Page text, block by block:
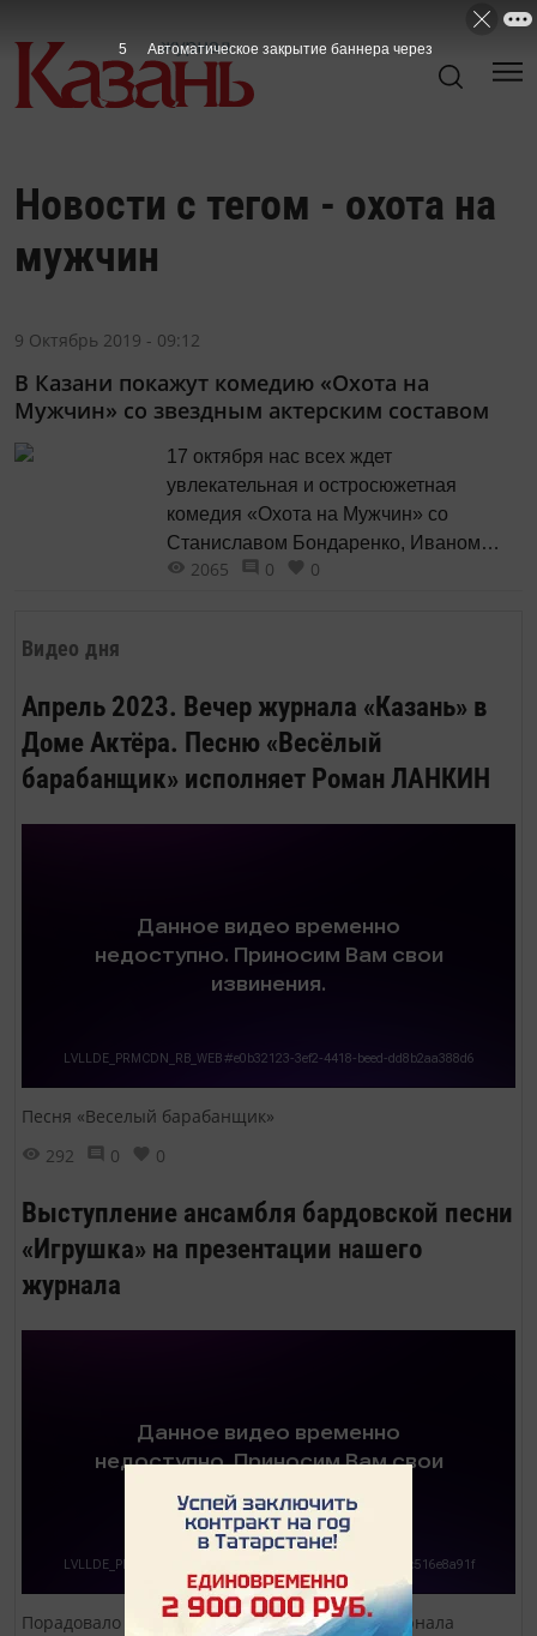
Видео дня
Апрель 2023. Вечер журнала «Казань» в
Доме Актёра. Песню «Весёлый
барабанщик» исполняет Роман ЛАНКИН
Песня «Веселый барабанщик»
292
0 0
Выступление ансамбля бардовской песни
«Игрушка» на презентации нашего
журнала
Порадовало наших гостей на презентации журнала
Новости с тегом - охота на
мужчин
9 Октябрь 2019 - 09:12
В Казани покажут комедию «Охота на
Мужчин» со звездным актерским составом
17 октября нас всех ждет
увлекательная и остросюжетная
комедия «Охота на Мужчин» со
Станиславом Бондаренко, Иваном
Жидковым и Анной Михайловской
2065 0 0
5 Автоматическое закрытие баннера через